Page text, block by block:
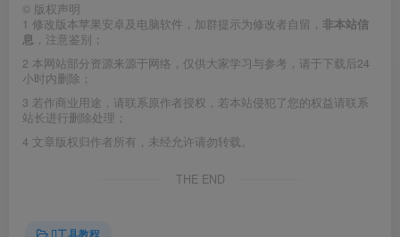
© 版权声明
1 修改版本苹果安卓及电脑软件，加群提示为修改者自留， 非本站信
息 ，注意鉴别；
2 本网站部分资源来源于网络，仅供大家学习与参考，请于下载后24
小时内删除；
3 若作商业用途，请联系原作者授权，若本站侵犯了您的权益请联系
站长进行删除处理；
4 文章版权归作者所有，未经允许请勿转载。
THE END
工具教程